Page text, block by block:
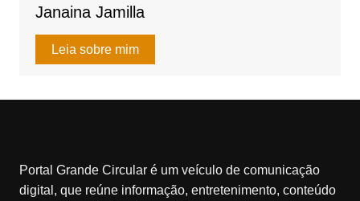
Janaina Jamilla
Leia sobre mim
Portal Grande Circular é um veículo de comunicação
digital, que reúne informação, entretenimento, conteúdo